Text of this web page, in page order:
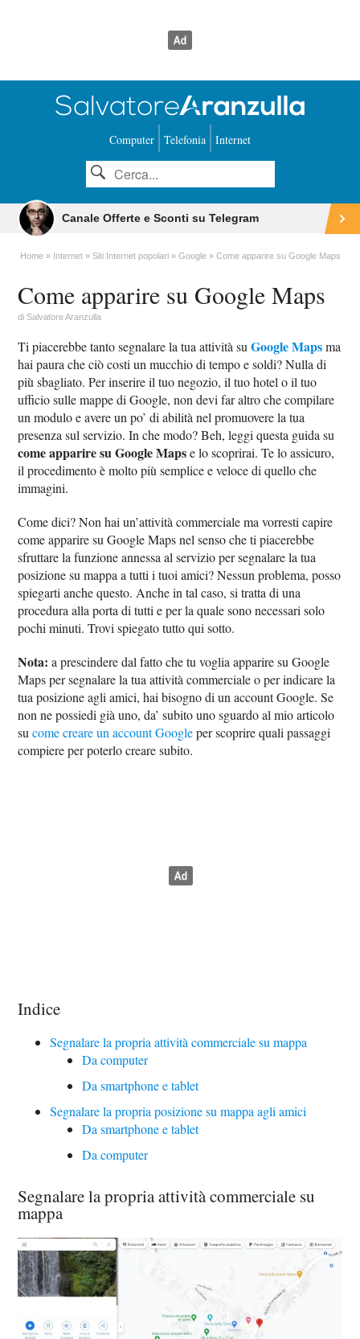
Computer Telefonia Internet
Canale Offerte e Sconti su Telegram
Home Internet Siti Internet popolari Google Come apparire su Google Maps
Come apparire su Google Maps
diSalvatore Aranzulla
Ti piacerebbe tanto segnalare la tua attività suGoogle Mapsma
hai paura che ciò costi un mucchio di tempo e soldi? Nulla di
più sbagliato. Per inserire il tuo negozio, il tuo hotel o il tuo
ufficio sulle mappe di Google, non devi far altro che compilare
un modulo e avere un po’ di abilità nel promuovere la tua
presenza sul servizio. In che modo? Beh, leggi questa guida su
come apparire su Google Mapse lo scoprirai. Te lo assicuro,
il procedimento è molto più semplice e veloce di quello che
immagini.
Come dici? Non hai un’attività commerciale ma vorresti capire
come apparire su Google Maps nel senso che ti piacerebbe
sfruttare la funzione annessa al servizio per segnalare la tua
posizione su mappa a tutti i tuoi amici? Nessun problema, posso
spiegarti anche questo. Anche in tal caso, si tratta di una
procedura alla porta di tutti e per la quale sono necessari solo
pochi minuti. Trovi spiegato tutto qui sotto.
Nota: a prescindere dal fatto che tu voglia apparire su Google
Maps per segnalare la tua attività commerciale o per indicare la
tua posizione agli amici, hai bisogno di un account Google. Se
non ne possiedi già uno, da’ subito uno sguardo al mio articolo
sucome creare un account Googleper scoprire quali passaggi
compiere per poterlo creare subito.
Indice
Segnalare la propria attività commerciale su mappa
Da computer
Da smartphone e tablet
Segnalare la propria posizione su mappa agli amici
Da smartphone e tablet
Da computer
Segnalare la propria attività commerciale su
mappa